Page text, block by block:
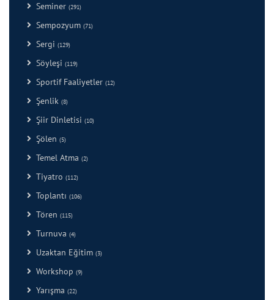
Seminer (291)
Sempozyum (71)
Sergi (129)
Söyleşi (119)
Sportif Faaliyetler (12)
Şenlik (8)
Şiir Dinletisi (10)
Şölen (5)
Temel Atma (2)
Tiyatro (112)
Toplantı (106)
Tören (115)
Turnuva (4)
Uzaktan Eğitim (3)
Workshop (9)
Yarışma (22)